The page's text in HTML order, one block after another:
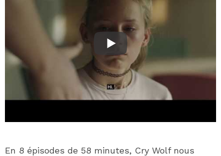
En 8 épisodes de 58 minutes, Cry Wolf nous